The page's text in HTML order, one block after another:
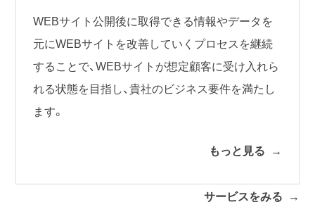
WEBサイト公開後に取得できる情報やデータを
元にWEBサイトを改善していくプロセスを継続
することで、WEBサイトが想定顧客に受け入れら
れる状態を目指し、貴社のビジネス要件を満たし
ます。
もっと見る
サービスをみる